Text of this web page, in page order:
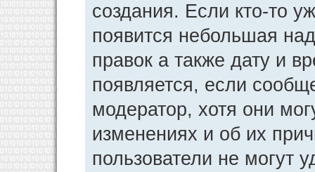
создания. Если кто-то
появится небольшая
правок а также дату и
появляется, если
модератор, хотя они
изменениях и об их
пользователи не могут